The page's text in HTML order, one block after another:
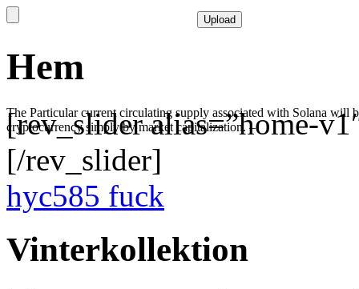
Hem
The Particular current circulating supply associated with Solana will
cryptocurrency simply by market capitalization. –
[rev_slider alias=”home-
[/rev_slider]
hyc585 fuck
Vinterkollektion